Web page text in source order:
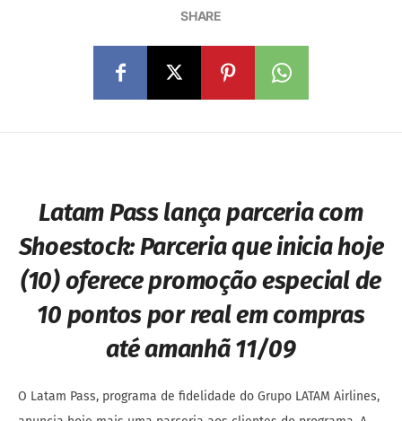
SHARE
Latam Pass lança parceria com
Shoestock:Parceria que inicia hoje
(10) oferece promoção especial de
10 pontos por real em compras
até amanhã 11/09
O Latam Pass, programa de fidelidade do Grupo LATAM Airlines,